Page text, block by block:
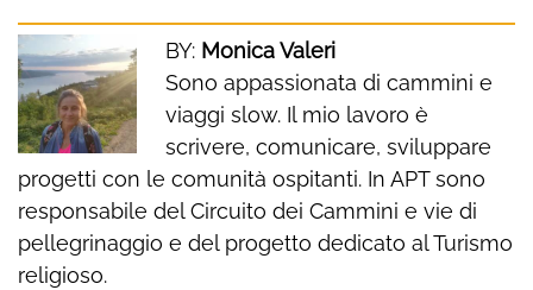
BY: Monica Valeri
Sono appassionata di cammini e
viaggi slow. Il mio lavoro è
scrivere, comunicare, sviluppare
progetti con le comunità ospitanti. In APT sono
responsabile del Circuito dei Cammini e vie di
pellegrinaggio e del progetto dedicato al Turismo
religioso.